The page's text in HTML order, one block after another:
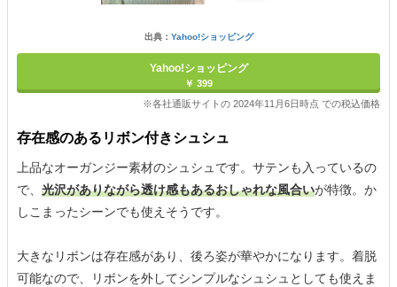
出典： Yahoo!ショッピング
Yahoo!ショッピング
￥ 399
※各社通販サイトの 2024年11月6日時点 での税込価格
存在感のあるリボン付きシュシュ
上品なオーガンジー素材のシュシュです。サテンも入っているの
で、 光沢がありながら透け感もあるおしゃれな風合いが特徴。か
しこまったシーンでも使えそうです。
大きなリボンは存在感があり、後ろ姿が華やかになります。着脱
可能なので、リボンを外してシンプルなシュシュとしても使えま